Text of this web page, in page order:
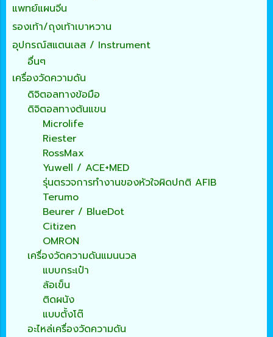
แพทย์แผนจีน
รองเท้า/ถุงเท้าเบาหวาน
อุปกรณ์สแตนเลส / Instrument
อื่นๆ
เครื่องวัดความดัน
ดิจิตอลทางข้อมือ
ดิจิตอลทางต้นแขน
Microlife
Riester
RossMax
Yuwell / ACE+MED
รุ่นตรวจการทำงานของหัวใจผิดปกติ AFIB
Terumo
Beurer / BlueDot
Citizen
OMRON
เครื่องวัดความดันแมนนวล
แบบกระเป๋า
ล้อเข็น
ติดผนัง
แบบตั้งโต๊
อะไหล่เครื่องวัดความดัน